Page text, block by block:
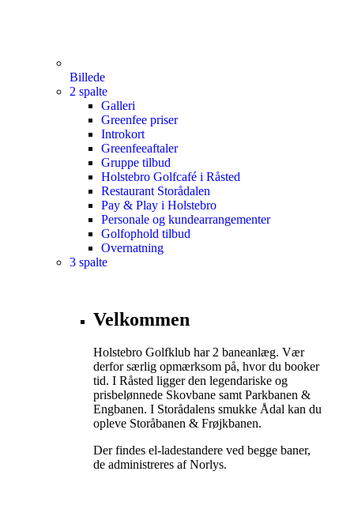
Billede
2 spalte
Galleri
Greenfee priser
Introkort
Greenfeeaftaler
Gruppe tilbud
Holstebro Golfcafé i Råsted
Restaurant Storådalen
Pay & Play i Holstebro
Personale og kundearrangementer
Golfophold tilbud
Overnatning
3 spalte
Velkommen
Holstebro Golfklub har 2 baneanlæg. Vær
derfor særlig opmærksom på, hvor du booker
tid. I Råsted ligger den legendariske og
prisbelønnede Skovbane samt Parkbanen &
Engbanen. I Storådalens smukke Ådal kan du
opleve Storåbanen & Frøjkbanen.
Der findes el-ladestandere ved begge baner,
de administreres af Norlys.